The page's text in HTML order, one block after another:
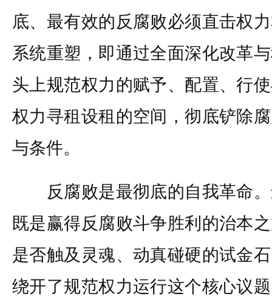
底、最有效的反腐败必须直击权
系统重塑，即通过全面深化改革
头上规范权力的赋予、配置、行
权力寻租设租的空间，彻底铲除
与条件。
反腐败是最彻底的自我革命。
既是赢得反腐败斗争胜利的治本
是否触及灵魂、动真碰硬的试金
绕开了规范权力运行这个核心议